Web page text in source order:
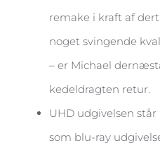
remake i kraft af
noget svingende
– er Michael
kedeldragten retur.
UHD udgivelsen
som blu-ray